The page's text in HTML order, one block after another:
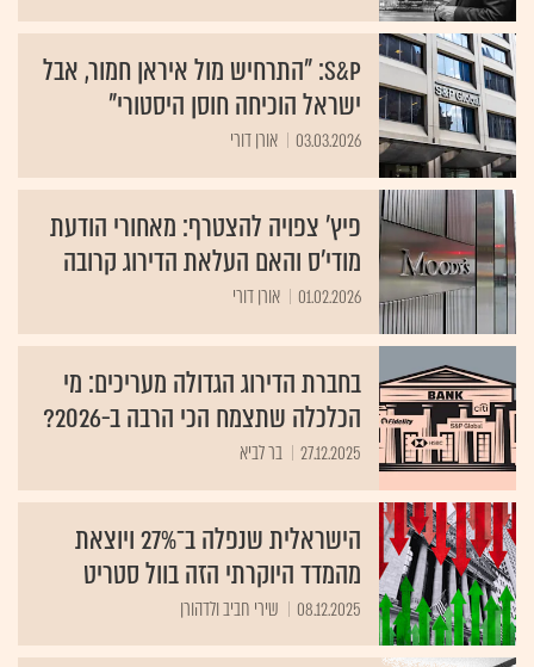
S&P: "התרחיש מול איראן חמור, אבל
ישראל הוכיחה חוסן היסטורי"
03.03.2026 אורן דורי
פיץ' צפויה להצטרף: מאחורי הודעת
מודי'ס והאם העלאת הדירוג קרובה
01.02.2026 אורן דורי
בחברת הדירוג הגדולה מעריכים: מי
הכלכלה שתצמח הכי הרבה ב-2026?
27.12.2025 בר לביא
הישראלית שנפלה ב־27% ויוצאת
מהמדד היוקרתי הזה בוול סטריט
08.12.2025 שירי חביב ולדהורן